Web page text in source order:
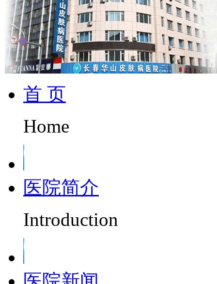
首 页
Home
医院简介
Introduction